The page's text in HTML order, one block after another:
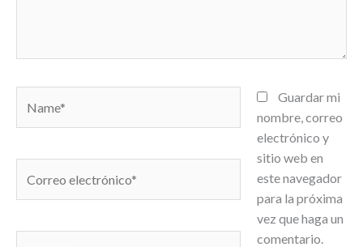
electrónico*
Guardar mi
nombre, correo
electrónico y
sitio web en
este navegador
para la próxima
vez que haga un
comentario.